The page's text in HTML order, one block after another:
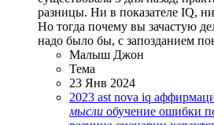
разницы. Ни в показателе IQ,
Но тогда почему вы зачастую
надо было бы, с запозданием
Малыш Джон
Тема
23 Янв 2024
2023 ast nova iq
мысли обучение ошибки